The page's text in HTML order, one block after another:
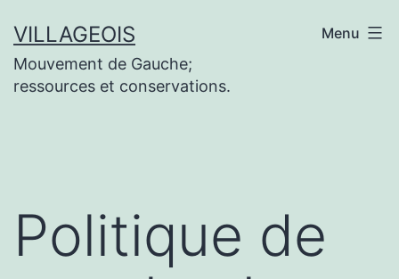
au
contenu
VILLAGEOIS
Mouvement de Gauche;
ressources et conservations.
Menu
Politique de